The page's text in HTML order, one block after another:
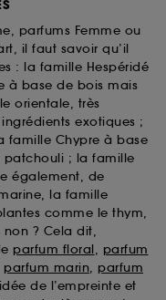
parfums Femme ou
il faut savoir qu’il
: la famille Hespéridé
à base de bois mais
orientale, très
exotiques ;
famille Chypre à base
patchouli ; la famille
également, de
la famille
comme le thym,
? Cela dit,
parfum floral, parfum
parfum marin, parfum
de l’empreinte et